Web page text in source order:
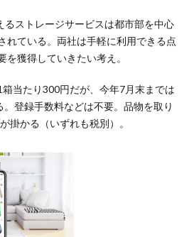
ストレージサービスは都市部を中心
れている。両社は手軽に利用できる点
獲得していきたい考え。
当たり300円だが、今年7月末までは
登録手数料などは不要。品物を取り
掛かる（いずれも税別）。